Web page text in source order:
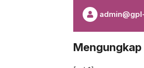
Mengungkap